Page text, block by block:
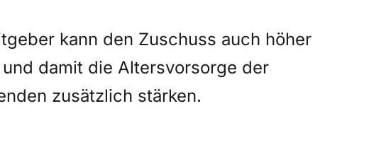
kann den Zuschuss auch höher
damit die Altersvorsorge der
zusätzlich stärken.